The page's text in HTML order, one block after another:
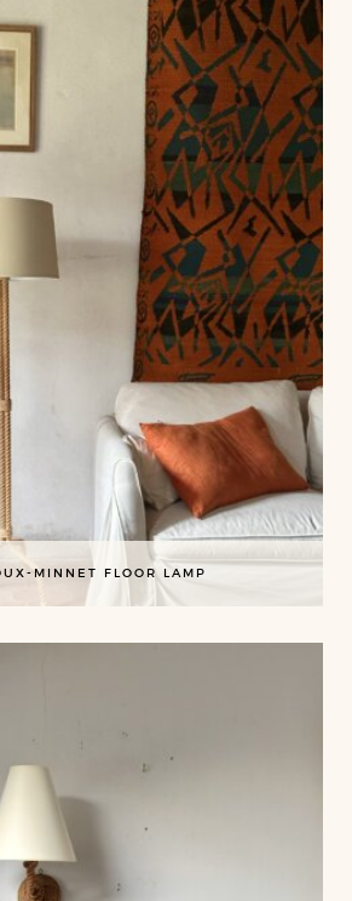
MINNET FLOOR LAMP